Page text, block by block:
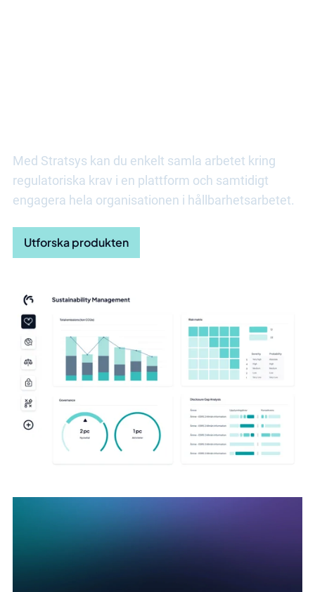
Med Stratsys kan du enkelt samla arbetet kring
regulatoriska krav i en plattform och samtidigt
engagera hela organisationen i hållbarhetsarbetet.
Utforska produkten